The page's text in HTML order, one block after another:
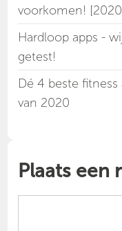
voorkomen!
Hardloop apps -
getest!
Dé 4 beste
van 2020
Plaats een